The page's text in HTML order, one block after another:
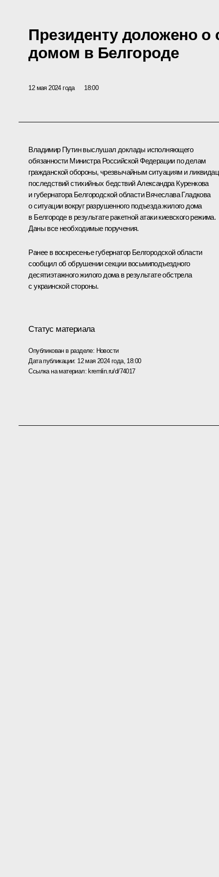
Президенту доложено
домом в Белгороде
12 мая 2024 года 18:00
Владимир Путин выслушал доклады исполняющего
обязанности Министра Российской Федерации по делам
гражданской обороны, чрезвычайным ситуациям и
последствий стихийных бедствийАлександра Куренкова
и губернатора Белгородской областиВячеслава Гладкова
о ситуации вокруг разрушенного подъезда жилого дома
в Белгороде в результате ракетной атаки киевского режима.
Даны все необходимые поручения.
Ранее в воскресенье губернатор Белгородской области
сообщил об обрушении секции восьмиподъездного
десятиэтажного жилого дома в результате обстрела
с украинской стороны.
Статус материала
Опубликован в разделе: Новости
Дата публикации: 12 мая 2024 года, 18:00
Ссылка на материал:kremlin.ru/d/74017